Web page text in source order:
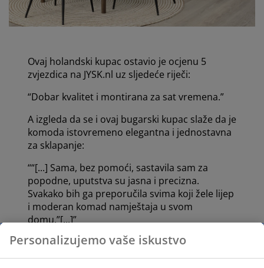
Ovaj holandski kupac ostavio je ocjenu 5
zvjezdica na JYSK.nl uz sljedeće riječi:
“Dobar kvalitet i montirana za sat vremena.”
A izgleda da se i ovaj bugarski kupac slaže da je
komoda istovremeno elegantna i jednostavna
za sklapanje:
““[...] Sama, bez pomoći, sastavila sam za
popodne, uputstva su jasna i precizna.
Svakako bih ga preporučila svima koji žele lijep
i moderan komad namještaja u svom
domu.”[...]”
Personalizujemo vaše iskustvo